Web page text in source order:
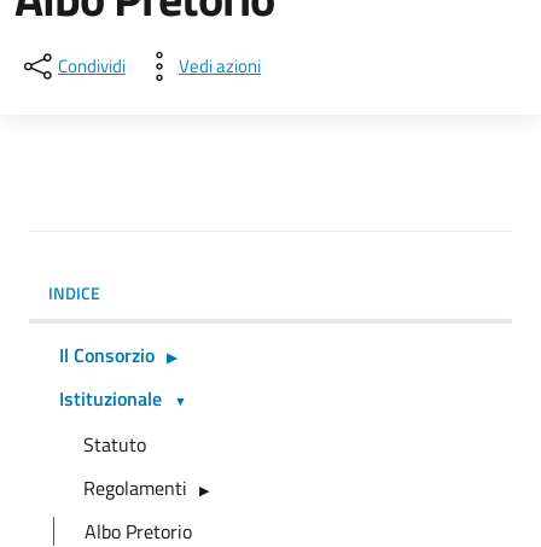
Condividi Vedi azioni
INDICE
Il Consorzio
Istituzionale
Statuto
Regolamenti
Albo Pretorio